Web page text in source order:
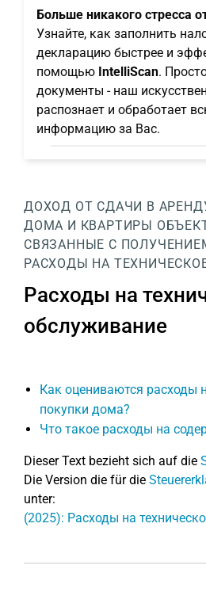
Больше никакого стресса
Узнайте, как заполнить
декларацию быстрее и
помощью IntelliScan.
документы - наш
распознает и обработает
информацию за Вас.
ДОХОД ОТ СДАЧИ В
ДОМА И КВАРТИРЫ
СВЯЗАННЫЕ С
РАСХОДЫ НА
Расходы на
обслуживание
Как оцениваются расходы
покупки дома?
Что такое расходы на
Dieser Text bezieht sich auf die
Die Version die für die
unter:
(2025): Расходы на